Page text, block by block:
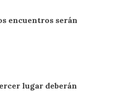
encuentros serán
lugar deberán